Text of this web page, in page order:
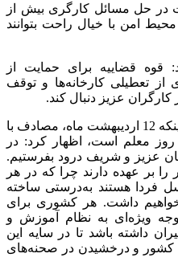
در حل مسائل کارگری بیش از
امن با خیال راحت بتوانند
قوه قضاییه برای حمایت از
از تعطیلی کارخانه‌ها و توقف
عزیز دنبال کند.
سخنگوی قوه قضاییه با اشاره به اینکه 12 اردیبهشت ماه، مصادف با
معلم است، اظهار کرد: در
عزیز و شریف درود بفرستیم.
بر عهده دارند چرا که در هر
فردا هستند به‌درستی ساخته
داشت. هر کشوری برای
ویژه‌ای به نظام آموزش و
داشته باشد تا در سایه این
کشور و درخشیدن در صحنه‌های